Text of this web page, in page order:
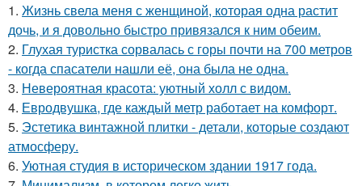
1. Жизнь свела меня с женщиной, которая одна растит
дочь, и я довольно быстро привязался к ним обеим.
2. Глухая туристка сорвалась с горы почти на 700 метров
- когда спасатели нашли её, она была не одна.
3. Невероятная красота: уютный холл с видом.
4. Евродвушка, где каждый метр работает на комфорт.
5. Эстетика винтажной плитки - детали, которые создают
атмосферу.
6. Уютная студия в историческом здании 1917 года.